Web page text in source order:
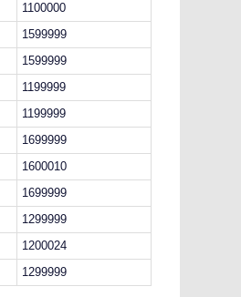
1100000
1599999
1599999
1199999
1199999
1699999
1600010
1699999
1299999
1200024
1299999